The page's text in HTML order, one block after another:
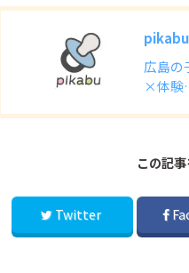
広島の
×体
この記
Twitter